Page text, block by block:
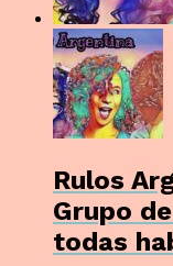
Rulos
Grupo
todas